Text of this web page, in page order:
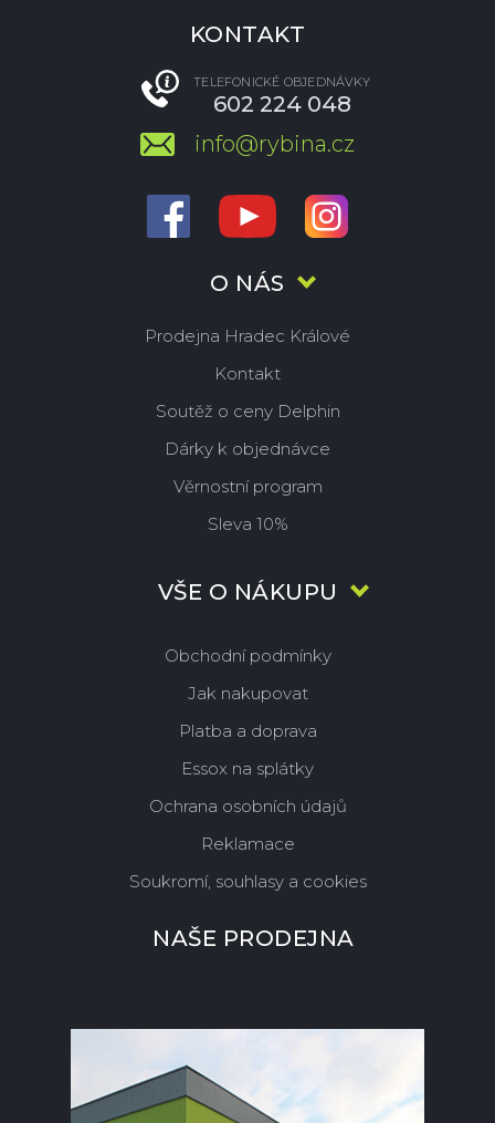
O NÁS
Prodejna Hradec Králové
Kontakt
Soutěž o ceny Delphin
Dárky k objednávce
Věrnostní program
Sleva 10%
VŠE O NÁKUPU
Obchodní podmínky
Jak nakupovat
Platba a doprava
Essox na splátky
Ochrana osobních údajů
Reklamace
Soukromí, souhlasy a cookies
KONTAKT
TELEFONICKÉ OBJEDNÁVKY
602 224 048
info@rybina.cz
NAŠE PRODEJNA